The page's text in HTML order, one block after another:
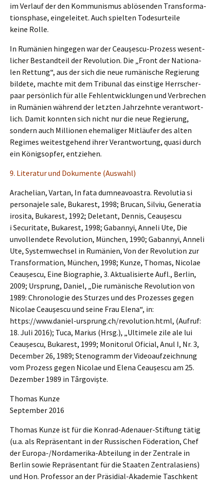
im Verlauf der den Kommu­nis­mus ablösen­den Trans­for­ma­
ti­ons­pha­se, einge­lei­tet. Auch spiel­ten Todes­ur­tei­le
keine Rolle.
In Rumäni­en hinge­gen war der Ceaușes­cu-Prozess wesent­
li­cher Bestand­teil der Revolu­ti­on. Die „Front der Natio­na­
len Rettung“, aus der sich die neue rumäni­sche Regie­rung
bilde­te, machte mit dem Tribu­nal das einsti­ge Herrscher­
paar persön­lich für alle Fehlent­wick­lun­gen und Verbre­chen
in Rumäni­en während der letzten Jahrzehn­te verant­wort­
lich. Damit konnten sich nicht nur die neue Regie­rung,
sondern auch Millio­nen ehema­li­ger Mitläu­fer des alten
Regimes weitest­ge­hend ihrer Verant­wor­tung, quasi durch
ein Königs­op­fer, entziehen.
9. Litera­tur und Dokumen­te (Auswahl)
Arache­li­an, Vartan, In fata dumnea­vo­as­tra. Revolu­tia si
perso­na­je­le sale, Bukarest, 1998; Brucan, Silviu, Genera­tia
irosi­ta, Bukarest, 1992; Deletant, Dennis, Ceaușes­cu
i Securi­ta­te, Bukarest, 1998; Gaban­nyi, Anneli Ute, Die
unvoll­ende­te Revolu­ti­on, München, 1990; Gaban­nyi, Anneli
Ute, System­wech­sel in Rumäni­en, Von der Revolu­ti­on zur
Trans­for­ma­ti­on, München, 1998; Kunze, Thomas, Nicolae
Ceaușes­cu, Eine Biogra­phie, 3. Aktua­li­sier­te Aufl., Berlin,
2009; Ursprung, Daniel, „Die rumäni­sche Revolu­ti­on von
1989: Chrono­lo­gie des Sturzes und des Prozes­ses gegen
Nicolae Ceaușes­cu und seine Frau Elena“, in:
https://www.daniel-ursprung.ch/revolution.html, (Aufruf:
18. Juli 2016); Tuca, Marius (Hrsg.), „Ultim­e­le zile ale lui
Ceaușes­cu, Bukarest, 1999; Monitorul Ofici­al, Anul I, Nr. 3,
Decem­ber 26, 1989; Steno­gramm der Video­auf­zeich­nung
vom Prozess gegen Nicolae und Elena Ceaușes­cu am 25.
Dezem­ber 1989 in Târgoviște.
Thomas Kunze
Septem­ber 2016
Thomas Kunze ist für die Konrad-Adenau­er-Stiftung tätig
(u.a. als Reprä­sen­tant in der Russi­schen Födera­ti­on, Chef
der Europa-/Nord­ame­ri­ka-Abtei­lung in der Zentra­le in
Berlin sowie Reprä­sen­tant für die Staaten Zentral­asi­ens)
und Hon. Profes­sor an der Präsi­di­al-Akade­mie Tasch­kent